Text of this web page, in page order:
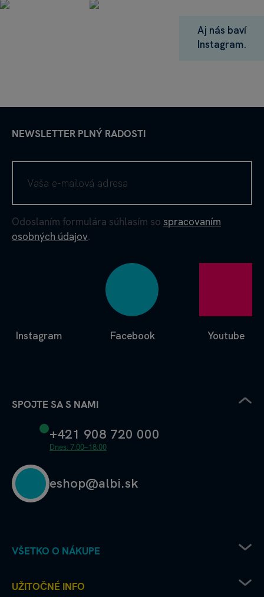
Aj nás baví
Instagram.
NEWSLETTER PLNÝ RADOSTI
Odoslaním formulára súhlasím so spracovaním
osobných údajov.
Facebook
Instagram Youtube
SPOJTE SA S NAMI
+421 908 720 000
Dnes: 7.00–18.00
eshop@albi.sk
VŠETKO O NÁKUPE
Recenzie a hodnotenia - ako to chodí u nás
UŽITOČNÉ INFO